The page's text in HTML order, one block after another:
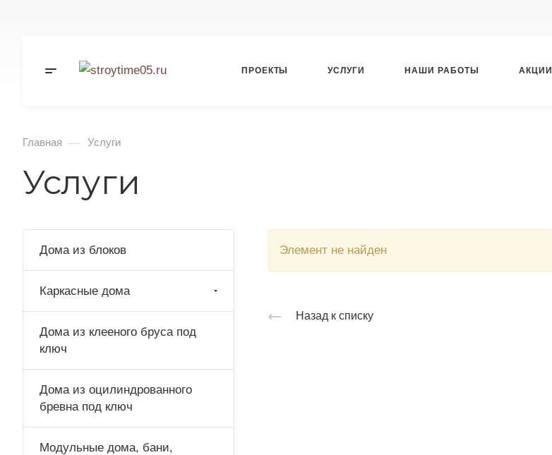
ПРОЕКТЫ УСЛУГИ НАШИ РАБОТЫ АКЦИИ
Главная — Услуги
Услуги
Элемент не найден
Назад к списку
Дома из блоков
Каркасные дома
Дома из клееного бруса под
ключ
Дома из оцилиндрованного
бревна под ключ
Модульные дома, бани,